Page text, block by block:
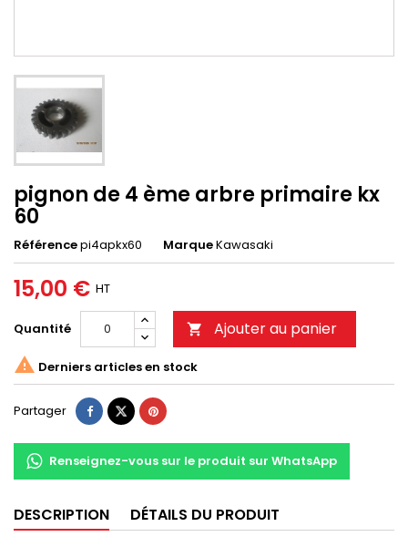
pignon de 4 ème arbre primaire kx
60
Référencepi4apkx60 MarqueKawasaki
15,00 € HT
Quantité  Ajouter au panier
 Derniers articles en stock
Partager
Renseignez-vous sur le produit sur WhatsApp
DESCRIPTION DÉTAILS DU PRODUIT